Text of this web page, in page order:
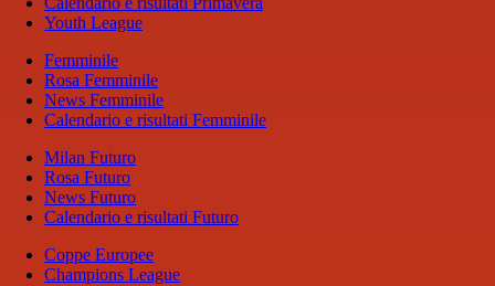
Youth League
Femminile
Rosa Femminile
News Femminile
Calendario e risultati Femminile
Milan Futuro
Rosa Futuro
News Futuro
Calendario e risultati Futuro
Coppe Europee
Champions League